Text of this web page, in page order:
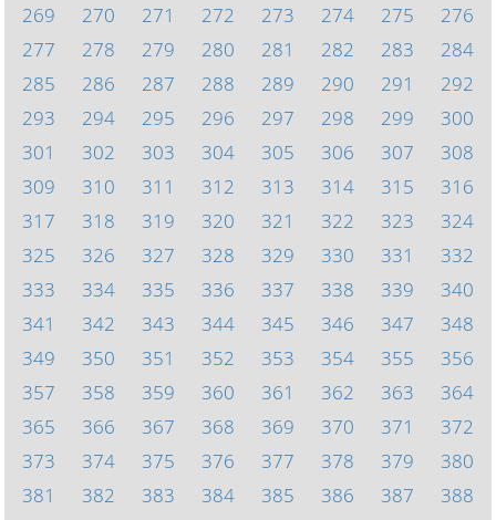
269
270 271 272 273 274 275
276
277
278 279 280 281 282 283
284
285
286 287 288 289 290 291
292
293
294 295 296 297 298 299
300
301
302 303 304 305 306 307
308
309
310 311 312 313 314 315
316
317
318 319 320 321 322 323
324
325
326 327 328 329 330 331
332
333
334 335 336 337 338 339
340
341
342 343 344 345 346 347
348
349
350 351 352 353 354 355
356
357
358 359 360 361 362 363
364
365
366 367 368 369 370 371
372
373
374 375 376 377 378 379
380
381
382 383 384 385 386 387
388